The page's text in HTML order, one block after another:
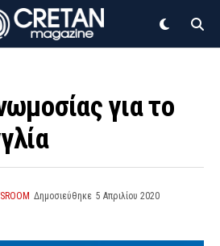
για το
Δημοσιεύθηκε 5 Απριλίου 2020